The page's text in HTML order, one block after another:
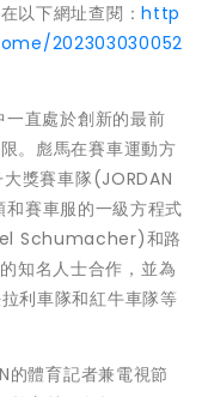
以下網址查閱：http
202303030052
直處於創新的最前
。彪馬在賽車運動方
獎賽車隊(JORDAN
賽車服的一級方程式
Schumacher)和路
知名人士合作，並為
利車隊和紅牛車隊等
的體育記者兼電視節